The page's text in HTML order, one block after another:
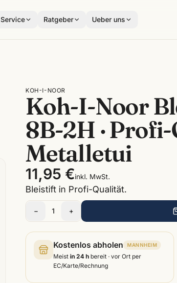
Service Ratgeber Ueber uns
KOH-I-NOOR
Koh-I-Noor
8B-2H ·
Metalletui
11,95 €inkl. MwSt.
Bleistift in Profi-Qualität.
− 1 +
Kostenlos abholen MANNHEIM
Meist in 24 h bereit · vor Ort per
EC/Karte/Rechnung